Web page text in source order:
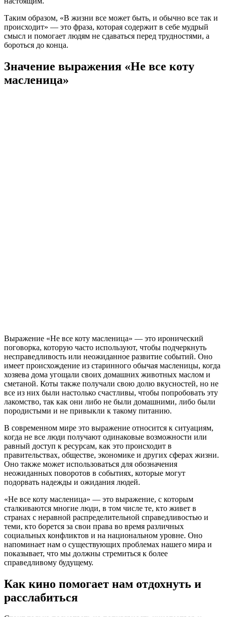
Таким образом, «В жизни все может быть, и обычно все так и
происходит» — это фраза, которая содержит в себе мудрый
смысл и помогает людям не сдаваться перед трудностями, а
бороться до конца.
Значение выражения «Не все коту
масленица»
Выражение «Не все коту масленица» — это иронический
поговорка, которую часто используют, чтобы подчеркнуть
несправедливость или неожиданное развитие событий. Оно
имеет происхождение из старинного обычая масленицы, когда
хозяева дома угощали своих домашних животных маслом и
сметаной. Коты также получали свою долю вкусностей, но не
все из них были настолько счастливы, чтобы попробовать эту
лакомство, так как они либо не были домашними, либо были
породистыми и не привыкли к такому питанию.
В современном мире это выражение относится к ситуациям,
когда не все люди получают одинаковые возможности или
равный доступ к ресурсам, как это происходит в
правительствах, обществе, экономике и других сферах жизни.
Оно также может использоваться для обозначения
неожиданных поворотов в событиях, которые могут
подорвать надежды и ожидания людей.
«Не все коту масленица» — это выражение, с которым
сталкиваются многие люди, в том числе те, кто живет в
странах с неравной распределительной справедливостью и
теми, кто борется за свои права во время различных
социальных конфликтов и на национальном уровне. Оно
напоминает нам о существующих проблемах нашего мира и
показывает, что мы должны стремиться к более
справедливому будущему.
Как кино помогает нам отдохнуть и
расслабиться